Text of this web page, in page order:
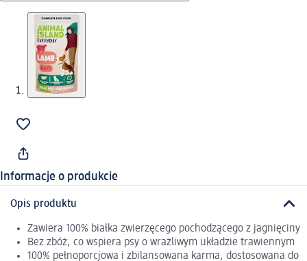
Informacje o produkcie
Opis produktu
Zawiera 100% białka zwierzęcego pochodzącego z jagnięciny
Bez zbóż, co wspiera psy o wrażliwym układzie trawiennym
100% pełnoporcjowa i zbilansowana karma, dostosowana do